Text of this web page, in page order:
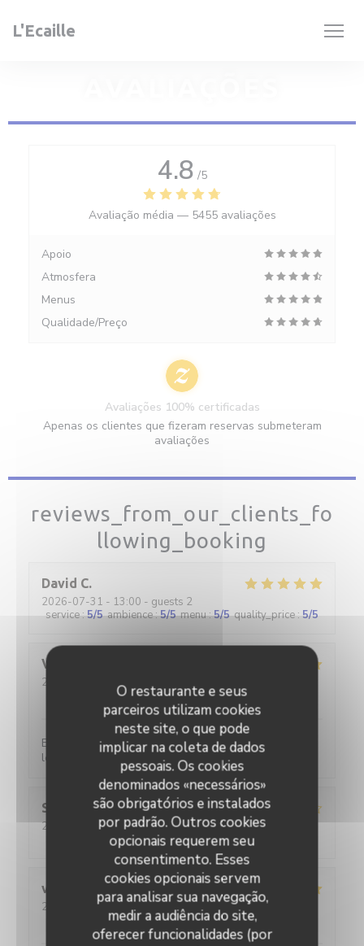
O restaurante e seus
parceiros utilizam cookies
neste site, o que pode
implicar na coleta de dados
pessoais. Os cookies
denominados «necessários»
são obrigatórios e instalados
por padrão. Outros cookies
opcionais requerem seu
consentimento. Esses
cookies opcionais servem
para analisar sua navegação,
medir a audiência do site,
oferecer funcionalidades (por
L'Ecaille
reviews_from_our_clients_fo
llowing_booking
David C
2026-07-31 - 13:00 - guests 2
service:5/5 ambience:5/5 menu:5/5 quality_price:5/5
Valerie
2026-08-01
- 20:00 - guests 4
ambience:5/5 menu :5/5 quality_price
Excellent restaurant Très chaleureux très classe et
les prix restent corrects Je recommande
Sebastien C
2026-07-31- 20:00 - guests 2
ambience:4 /5 menu: 5/5 quality_price
viviane
2026-07-31 - 20:15 - guests 2
ambience :5/5 menu: 5/5 quality_price
4.8 /5
Avaliação média — 5455 avaliações
Apoio
Atmosfera
Menus
Qualidade/Preço
Avaliações 100% certificadas
Apenas os clientes que fizeram reservas submeteram
avaliações